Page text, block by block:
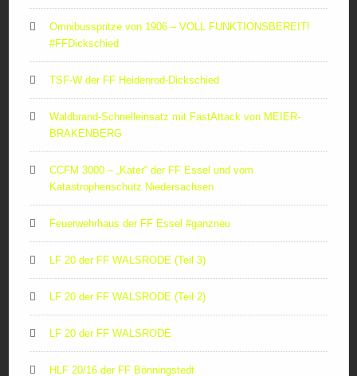
Omnibusspritze von 1906 – VOLL FUNKTIONSBEREIT!
#FFDickschied
TSF-W der FF Heidenrod-Dickschied
Waldbrand-Schnelleinsatz mit FastAttack von MEIER-
BRAKENBERG
CCFM 3000 – „Kater“ der FF Essel und vom
Katastrophenschutz Niedersachsen
Feuerwehrhaus der FF Essel #ganzneu
LF 20 der FF WALSRODE (Teil 3)
LF 20 der FF WALSRODE (Teil 2)
LF 20 der FF WALSRODE
HLF 20/16 der FF Bönningstedt